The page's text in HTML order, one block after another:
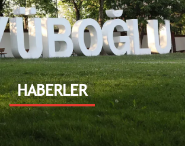
HABERLER